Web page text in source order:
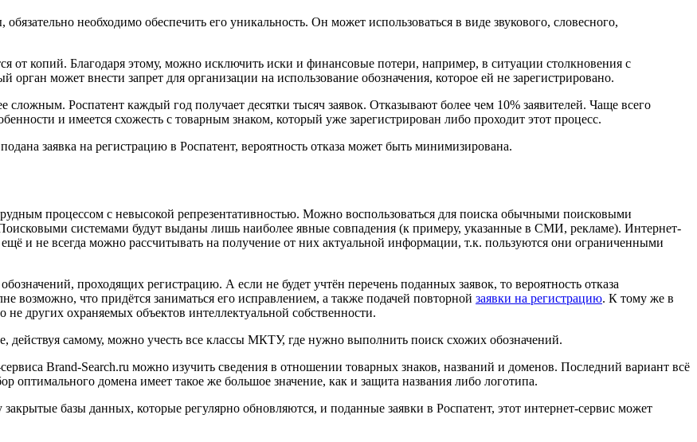
необходимо обеспечить его уникальность. Он может использоваться в виде звукового, словесного,
от копий. Благодаря этому, можно исключить иски и финансовые потери, например, в ситуации столкновения с
может внести запрет для организации на использование обозначения, которое ей не зарегистрировано.
сложным. Роспатент каждый год получает десятки тысяч заявок. Отказывают более чем 10% заявителей. Чаще всего
и имеется схожесть с товарным знаком, который уже зарегистрирован либо проходит этот процесс.
заявка на регистрацию в Роспатент, вероятность отказа может быть минимизирована.
процессом с невысокой репрезентативностью. Можно воспользоваться для поиска обычными поисковыми
системами будут выданы лишь наиболее явные совпадения (к примеру, указанные в СМИ, рекламе). Интернет-
и не всегда можно рассчитывать на получение от них актуальной информации, т.к. пользуются они ограниченными
проходящих регистрацию. А если не будет учтён перечень поданных заявок, то вероятность отказа
возможно, что придётся заниматься его исправлением, а также подачей повторной заявки на регистрацию. К тому же в
других охраняемых объектов интеллектуальной собственности.
самому, можно учесть все классы МКТУ, где нужно выполнить поиск схожих обозначений.
Brand-Search.ru можно изучить сведения в отношении товарных знаков, названий и доменов. Последний вариант всё
оптимального домена имеет такое же большое значение, как и защита названия либо логотипа.
базы данных, которые регулярно обновляются, и поданные заявки в Роспатент, этот интернет-сервис может